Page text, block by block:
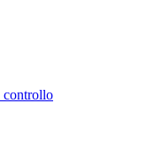
controllo